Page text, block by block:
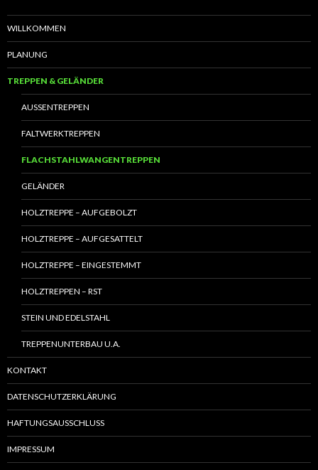
WILLKOMMEN
PLANUNG
TREPPEN & GELÄNDER
AUSSENTREPPEN
FALTWERKTREPPEN
FLACHSTAHLWANGENTREPPEN
GELÄNDER
HOLZTREPPE – AUFGEBOLZT
HOLZTREPPE – AUFGESATTELT
HOLZTREPPE – EINGESTEMMT
HOLZTREPPEN – RST
STEIN UND EDELSTAHL
TREPPENUNTERBAU U.A.
KONTAKT
DATENSCHUTZERKLÄRUNG
HAFTUNGSAUSSCHLUSS
IMPRESSUM